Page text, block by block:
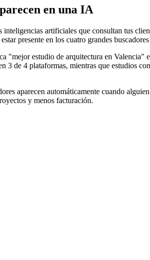
en una IA
artificiales que consultan tus
presente en los cuatro grandes
estudio de arquitectura en
3 de 4 plataformas, mientras que estudios
aparecen automáticamente cuando
y menos facturación.